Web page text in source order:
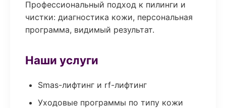
Профессиональный подход к пилинги и
чистки: диагностика кожи, персональная
программа, видимый результат.
Наши услуги
Smas-лифтинг и rf-лифтинг
Уходовые программы по типу кожи